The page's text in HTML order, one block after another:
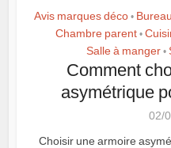
Avis marques déco • Bureau
Chambre parent •
Salle à manger •
Comment
asymétrique
02/
Choisir une armoire